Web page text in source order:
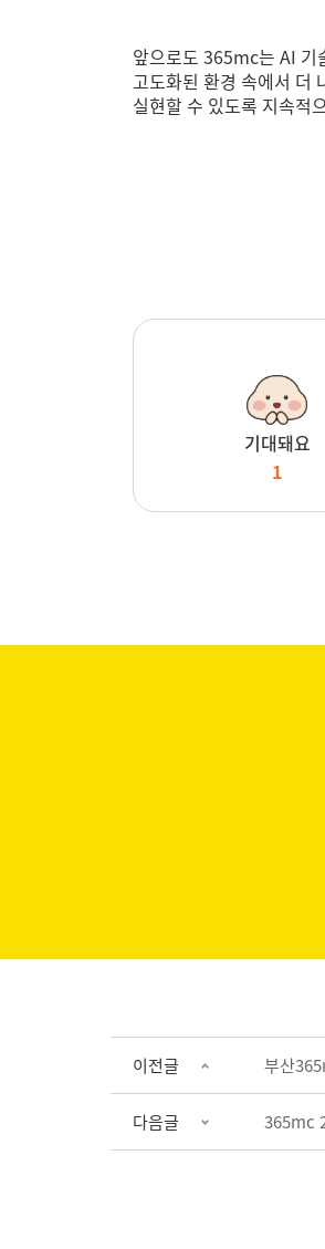
앞으로도 365mc는 AI 기
고도화된 환경 속에서 더
실현할 수 있도록 지속적
기대돼요
1
이전글 부산
다음글 365mc